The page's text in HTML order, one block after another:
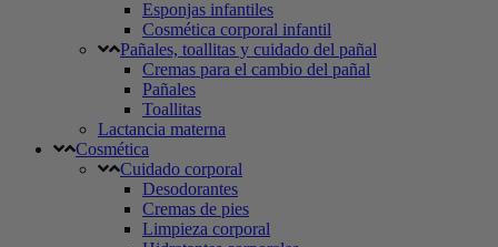
Esponjas infantiles
Cosmética corporal infantil
Pañales, toallitas y cuidado del pañal
Cremas para el cambio del pañal
Pañales
Toallitas
Lactancia materna
Cosmética
Cuidado corporal
Desodorantes
Cremas de pies
Limpieza corporal